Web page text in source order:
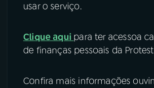
usar o serviço.
Clique aqui para ter acessoa
de finanças pessoais da
Confira mais informações